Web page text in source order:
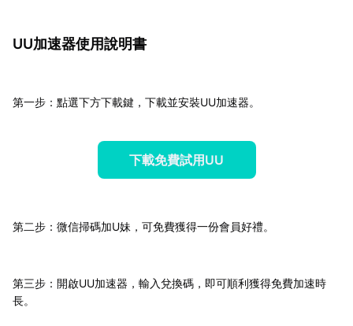
UU加速器使用說明書
第一步：點選下方下載鍵，下載並安裝UU加速器。
下載免費試用UU
第二步：微信掃碼加U妹，可免費獲得一份會員好禮。
第三步：開啟UU加速器，輸入兌換碼，即可順利獲得免費加速時
長。